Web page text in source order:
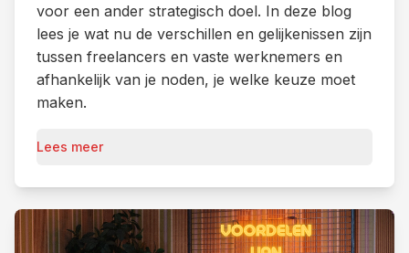
voor een ander strategisch doel. In deze blog
lees je wat nu de verschillen en gelijkenissen zijn
tussen freelancers en vaste werknemers en
afhankelijk van je noden, je welke keuze moet
maken.
Lees meer